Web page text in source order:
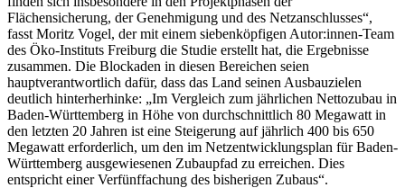
Flächensicherung, der Genehmigung und des Netzanschlusses“,
fasst Moritz Vogel, der mit einem siebenköpfigen Autor:innen-Team
des Öko-Instituts Freiburg die Studie erstellt hat, die Ergebnisse
zusammen. Die Blockaden in diesen Bereichen seien
hauptverantwortlich dafür, dass das Land seinen Ausbauzielen
deutlich hinterherhinke: „Im Vergleich zum jährlichen Nettozubau in
Baden-Württemberg in Höhe von durchschnittlich 80 Megawatt in
den letzten 20 Jahren ist eine Steigerung auf jährlich 400 bis 650
Megawatt erforderlich, um den im Netzentwicklungsplan für Baden-
Württemberg ausgewiesenen Zubaupfad zu erreichen. Dies
entspricht einer Verfünffachung des bisherigen Zubaus“.